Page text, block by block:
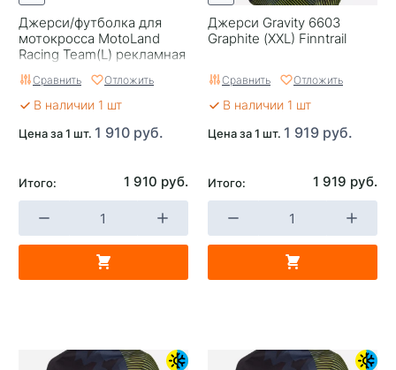
Джерси/футболка для
мотокросса MotoLand
Racing Team(L) рекламная
цена
Сравнить Отложить
В наличии 1 шт
Цена за 1 шт. 1 910 руб.
Итого: 1 910 руб.
Джерси Gravity 6603
Graphite (XXL) Finntrail
Сравнить Отложить
В наличии 1 шт
Цена за 1 шт. 1 919 руб.
Итого: 1 919 руб.